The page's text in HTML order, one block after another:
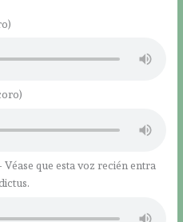
que esta voz recién entra